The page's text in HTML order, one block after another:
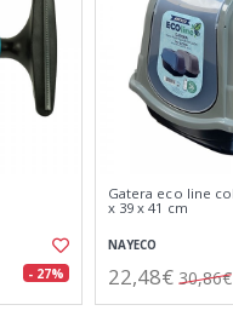
- 27%
Gatera eco line
x 39 x 41 cm
NAYECO
22,48€ 30,86€